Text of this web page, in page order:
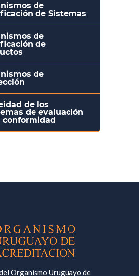
de
de Sistemas
de
de
de
de los
de evaluación
conformidad
Organismo Uruguayo de